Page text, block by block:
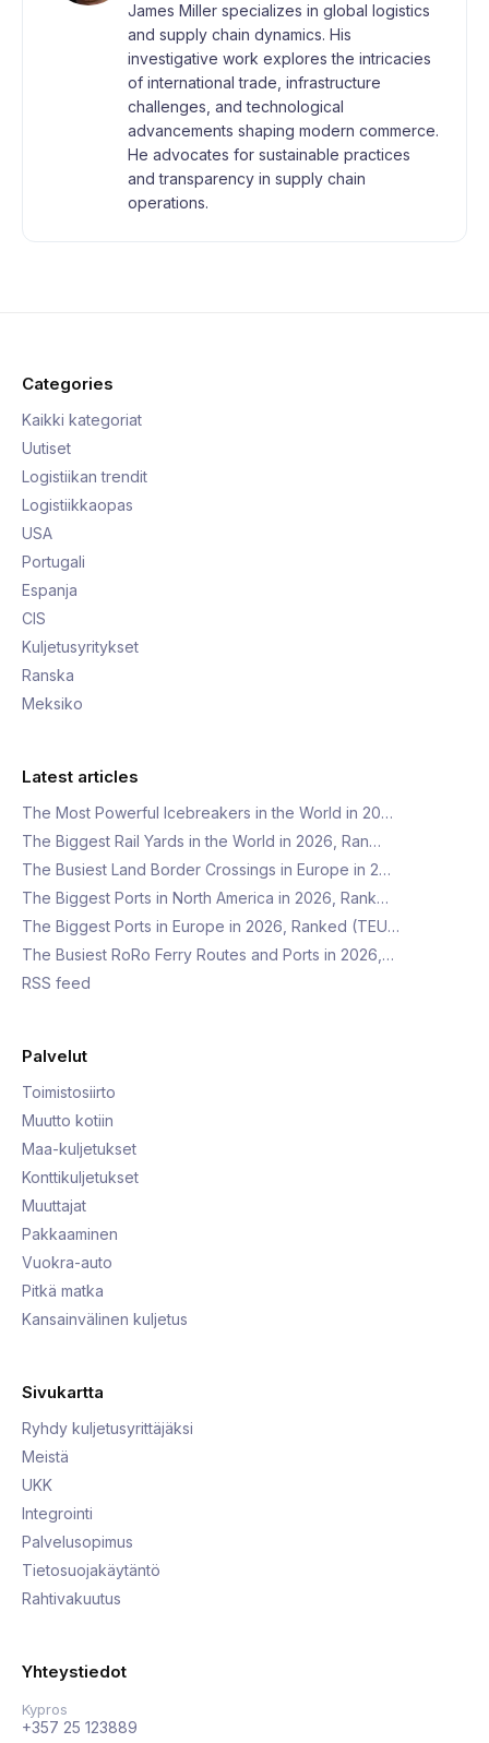
James Miller specializes in global logistics
and supply chain dynamics. His
investigative work explores the intricacies
of international trade, infrastructure
challenges, and technological
advancements shaping modern commerce.
He advocates for sustainable practices
and transparency in supply chain
operations.
Categories
Kaikki kategoriat
Uutiset
Logistiikan trendit
Logistiikkaopas
USA
Portugali
Espanja
CIS
Kuljetusyritykset
Ranska
Meksiko
Latest articles
The Most Powerful Icebreakers in the World in 20…
The Biggest Rail Yards in the World in 2026, Ran…
The Busiest Land Border Crossings in Europe in 2…
The Biggest Ports in North America in 2026, Rank…
The Biggest Ports in Europe in 2026, Ranked (TEU…
The Busiest RoRo Ferry Routes and Ports in 2026,…
RSS feed
Palvelut
Toimistosiirto
Muutto kotiin
Maa-kuljetukset
Konttikuljetukset
Muuttajat
Pakkaaminen
Vuokra-auto
Pitkä matka
Kansainvälinen kuljetus
Sivukartta
Ryhdy kuljetusyrittäjäksi
Meistä
UKK
Integrointi
Palvelusopimus
Tietosuojakäytäntö
Rahtivakuutus
Yhteystiedot
Kypros
+357 25 123889